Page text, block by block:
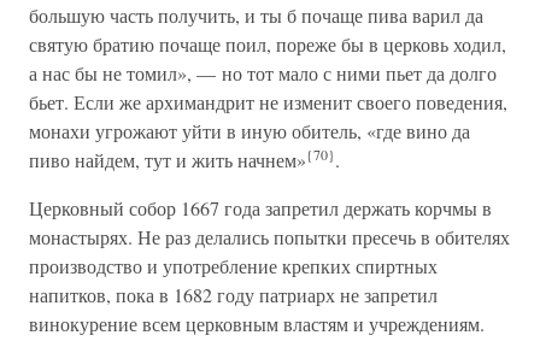
большую часть получить, и ты б почаще пива варил да
святую братию почаще поил, пореже бы в церковь ходил,
а нас бы не томил», — но тот мало с ними пьет да долго
бьет. Если же архимандрит не изменит своего поведения,
монахи угрожают уйти в иную обитель, «где вино да
пиво найдем, тут и жить начнем»{70}.
Церковный собор 1667 года запретил держать корчмы в
монастырях. Не раз делались попытки пресечь в обителях
производство и употребление крепких спиртных
напитков, пока в 1682 году патриарх не запретил
винокурение всем церковным властям и учреждениям.